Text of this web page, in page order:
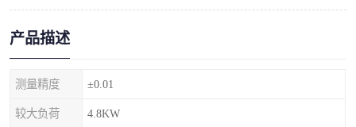
产品描述
测量精度 ±0.01
较大负荷 4.8KW